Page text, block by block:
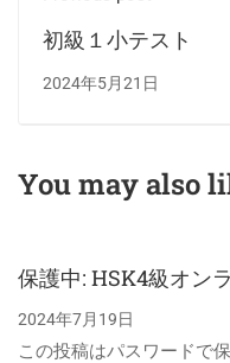
初級１小テスト
2024年5月21日
You may also
保護中: HSK4級オン
2024年7月19日
この投稿はパスワードで